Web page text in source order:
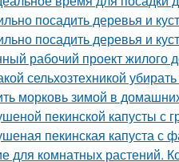
посадить деревья и
посадить деревья и
рабочий проект жилого
сельхозтехникой
морковь зимой в
пекинской капусты с
пекинская капуста с
для комнатных растений.